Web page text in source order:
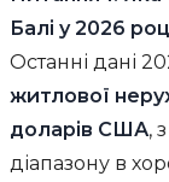
Балі у 2026
Останні дані
житлової
доларів США,
діапазону в